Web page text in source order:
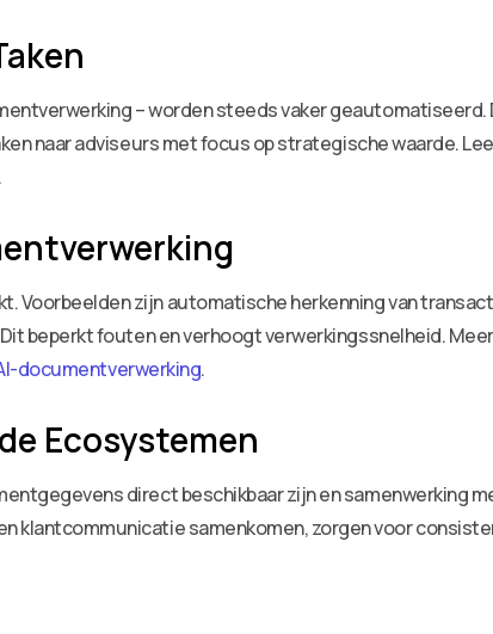
– worden steeds vaker geautomatiseerd.
naar adviseurs met focus op strategische waarde.
.
Voorbeelden zijn automatische herkenning van
beperkt fouten en verhoogt verwerkingssnelheid.
documentverwerking.
Ecosystemen
direct beschikbaar zijn en samenwerking
klantcommunicatie samenkomen, zorgen voor